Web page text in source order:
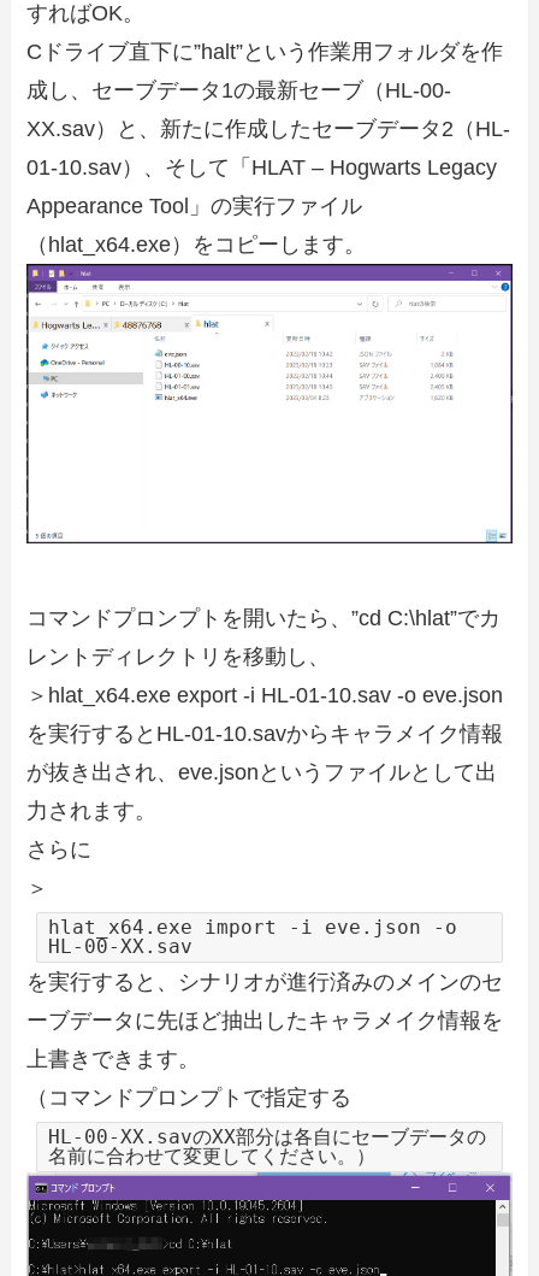
すればOK。
Cドライブ直下に”halt”という作業用フォルダを作
成し、セーブデータ1の最新セーブ（HL-00-
XX.sav）と、新たに作成したセーブデータ2（HL-
01-10.sav）、そして「HLAT – Hogwarts Legacy
Appearance Tool」の実行ファイル
（hlat_x64.exe）をコピーします。
コマンドプロンプトを開いたら、”cd C:\hlat”でカ
レントディレクトリを移動し、
＞hlat_x64.exe export -i HL-01-10.sav -o eve.json
を実行するとHL-01-10.savからキャラメイク情報
が抜き出され、eve.jsonというファイルとして出
力されます。
さらに
＞
hlat_x64.exe import -i eve.json -o
HL-00-XX.sav
を実行すると、シナリオが進行済みのメインのセ
ーブデータに先ほど抽出したキャラメイク情報を
上書きできます。
（コマンドプロンプトで指定する
HL-00-XX.savのXX部分は各自にセーブデータの
名前に合わせて変更してください。）